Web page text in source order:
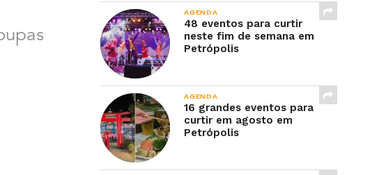
AGENDA
48 eventos para curtir
neste fim de semana em
Petrópolis
AGENDA
16 grandes eventos para
curtir em agosto em
Petrópolis